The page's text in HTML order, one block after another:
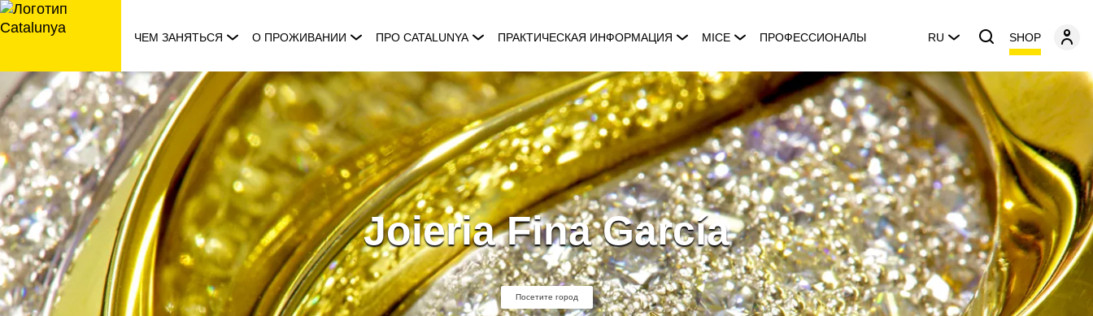
перейти
к
ЧЕМ ЗАНЯТЬСЯ О ПРОЖИВАНИИ ПРО CATALUNYA ПРАКТИЧЕСКАЯ ИНФОРМАЦИЯ MICE ПРОФЕССИОНАЛЫ RU SHOP
Joieria Fina García
Посетите город